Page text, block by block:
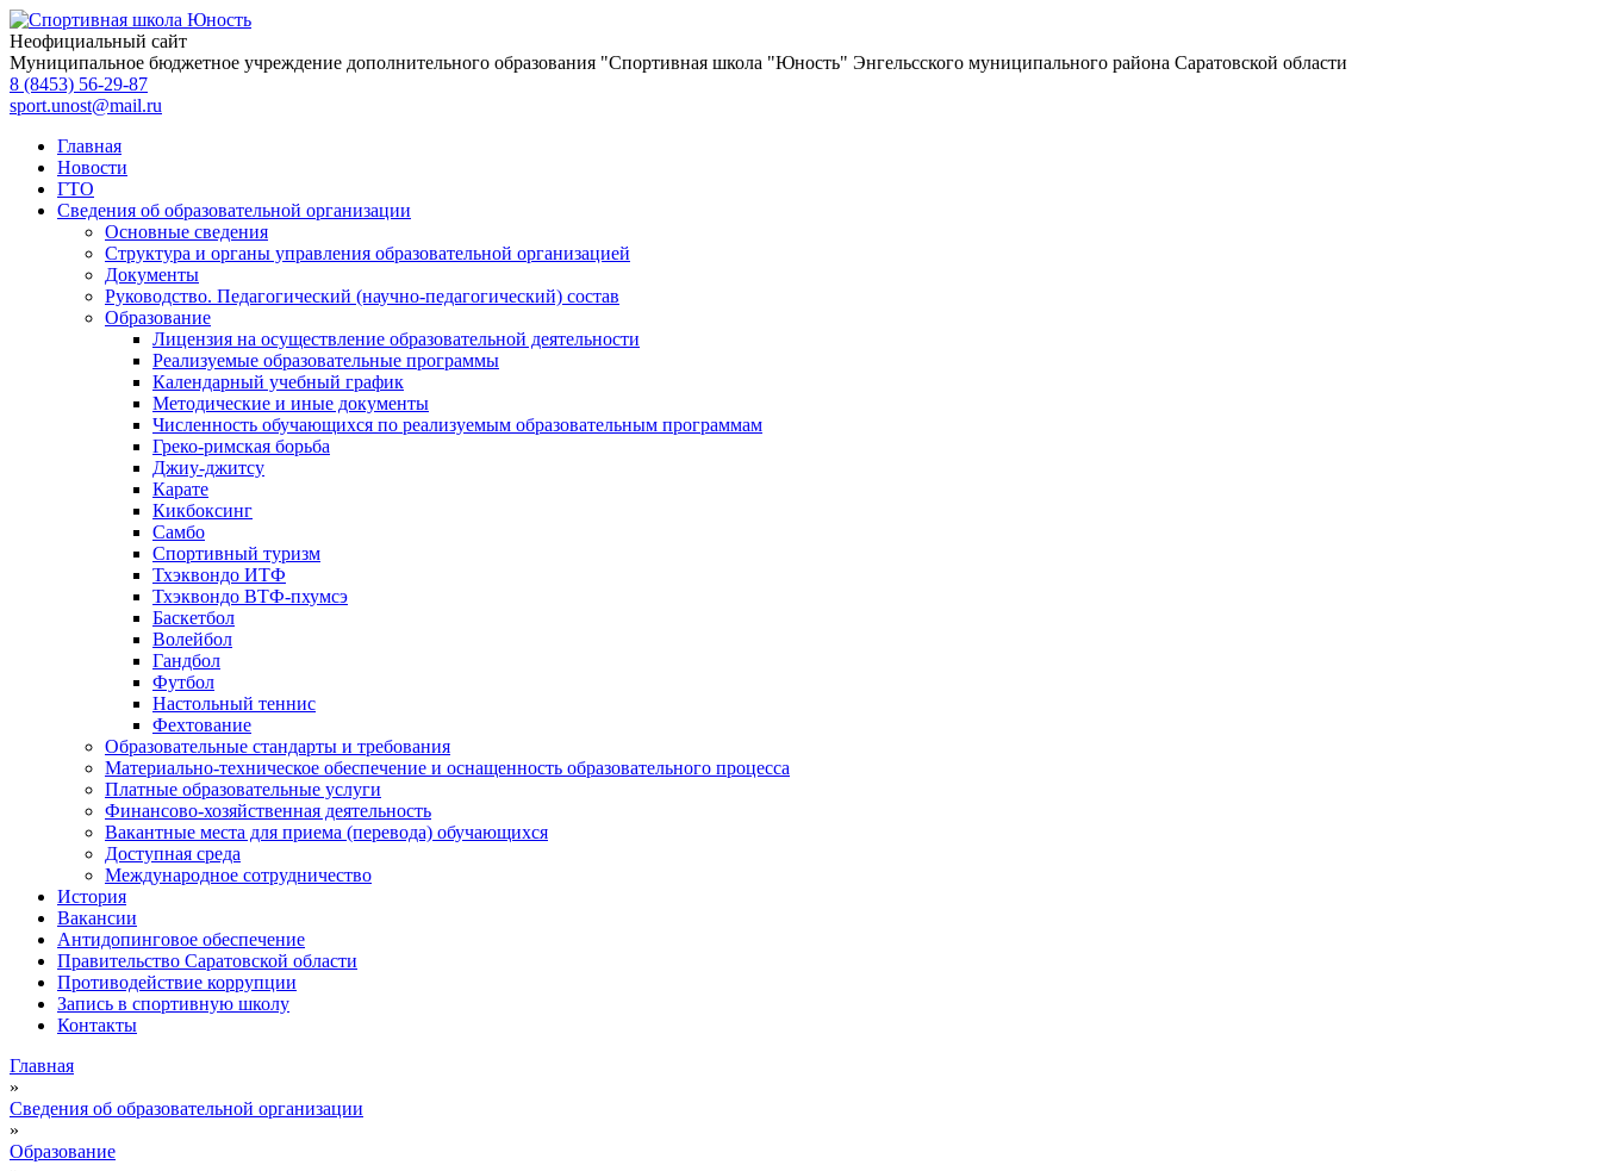
Неофициальный сайт
Муниципальное бюджетное учреждение дополнительного образования "Спортивная школа "Юность" Энгельсского муниципального района Саратовской области
8 (8453) 56-29-87
sport.unost@mail.ru
Главная
Новости
ГТО
Сведения об образовательной организации
Основные сведения
Структура и органы управления образовательной организацией
Документы
Руководство. Педагогический (научно-педагогический) состав
Образование
Лицензия на осуществление образовательной деятельности
Реализуемые образовательные программы
Календарный учебный график
Методические и иные документы
Численность обучающихся по реализуемым образовательным программам
Греко-римская борьба
Джиу-джитсу
Карате
Кикбоксинг
Самбо
Спортивный туризм
Тхэквондо ИТФ
Тхэквондо ВТФ-пхумсэ
Баскетбол
Волейбол
Гандбол
Футбол
Настольный теннис
Фехтование
Образовательные стандарты и требования
Материально-техническое обеспечение и оснащенность образовательного процесса
Платные образовательные услуги
Финансово-хозяйственная деятельность
Вакантные места для приема (перевода) обучающихся
Доступная среда
Международное сотрудничество
История
Вакансии
Антидопинговое обеспечение
Правительство Саратовской области
Противодействие коррупции
Запись в спортивную школу
Контакты
Главная
»
Сведения об образовательной организации
»
Образование